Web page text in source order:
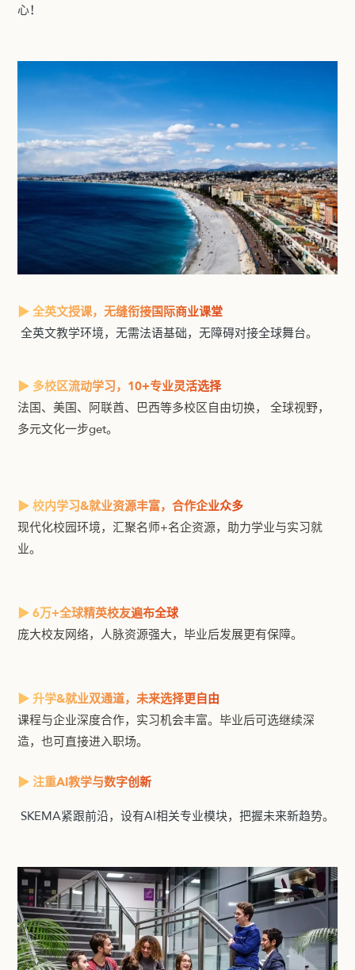
心！
▶ 全英文授课，无缝衔接国际商业课堂
全英文教学环境，无需法语基础，无障碍对接全球舞台。
▶ 多校区流动学习，10+专业灵活选择
法国、美国、阿联酋、巴西等多校区自由切换， 全球视野，
多元文化一步get。
▶ 校内学习&就业资源丰富，合作企业众多
现代化校园环境，汇聚名师+名企资源，助力学业与实习就
业。
▶ 6万+全球精英校友遍布全球
庞大校友网络，人脉资源强大，毕业后发展更有保障。
▶ 升学&就业双通道，未来选择更自由
课程与企业深度合作，实习机会丰富。毕业后可选继续深
造，也可直接进入职场。
▶ 注重AI教学与数字创新
SKEMA紧跟前沿，设有AI相关专业模块，把握未来新趋势。